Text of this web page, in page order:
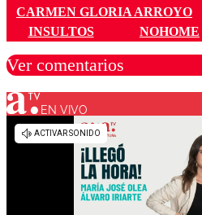
CARMEN GLORIA ARROYO
INSULTOS
NOHOME
Ver comentarios
Los comentarios son
diálogo
EN VIVO